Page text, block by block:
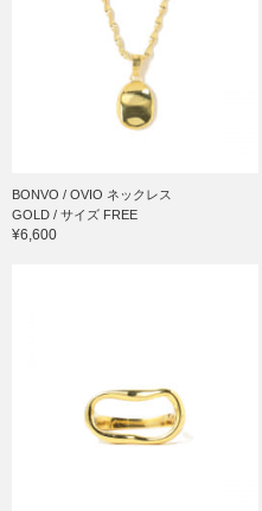
BONVO / OVIO ネックレス
GOLD / サイズ FREE
¥6,600